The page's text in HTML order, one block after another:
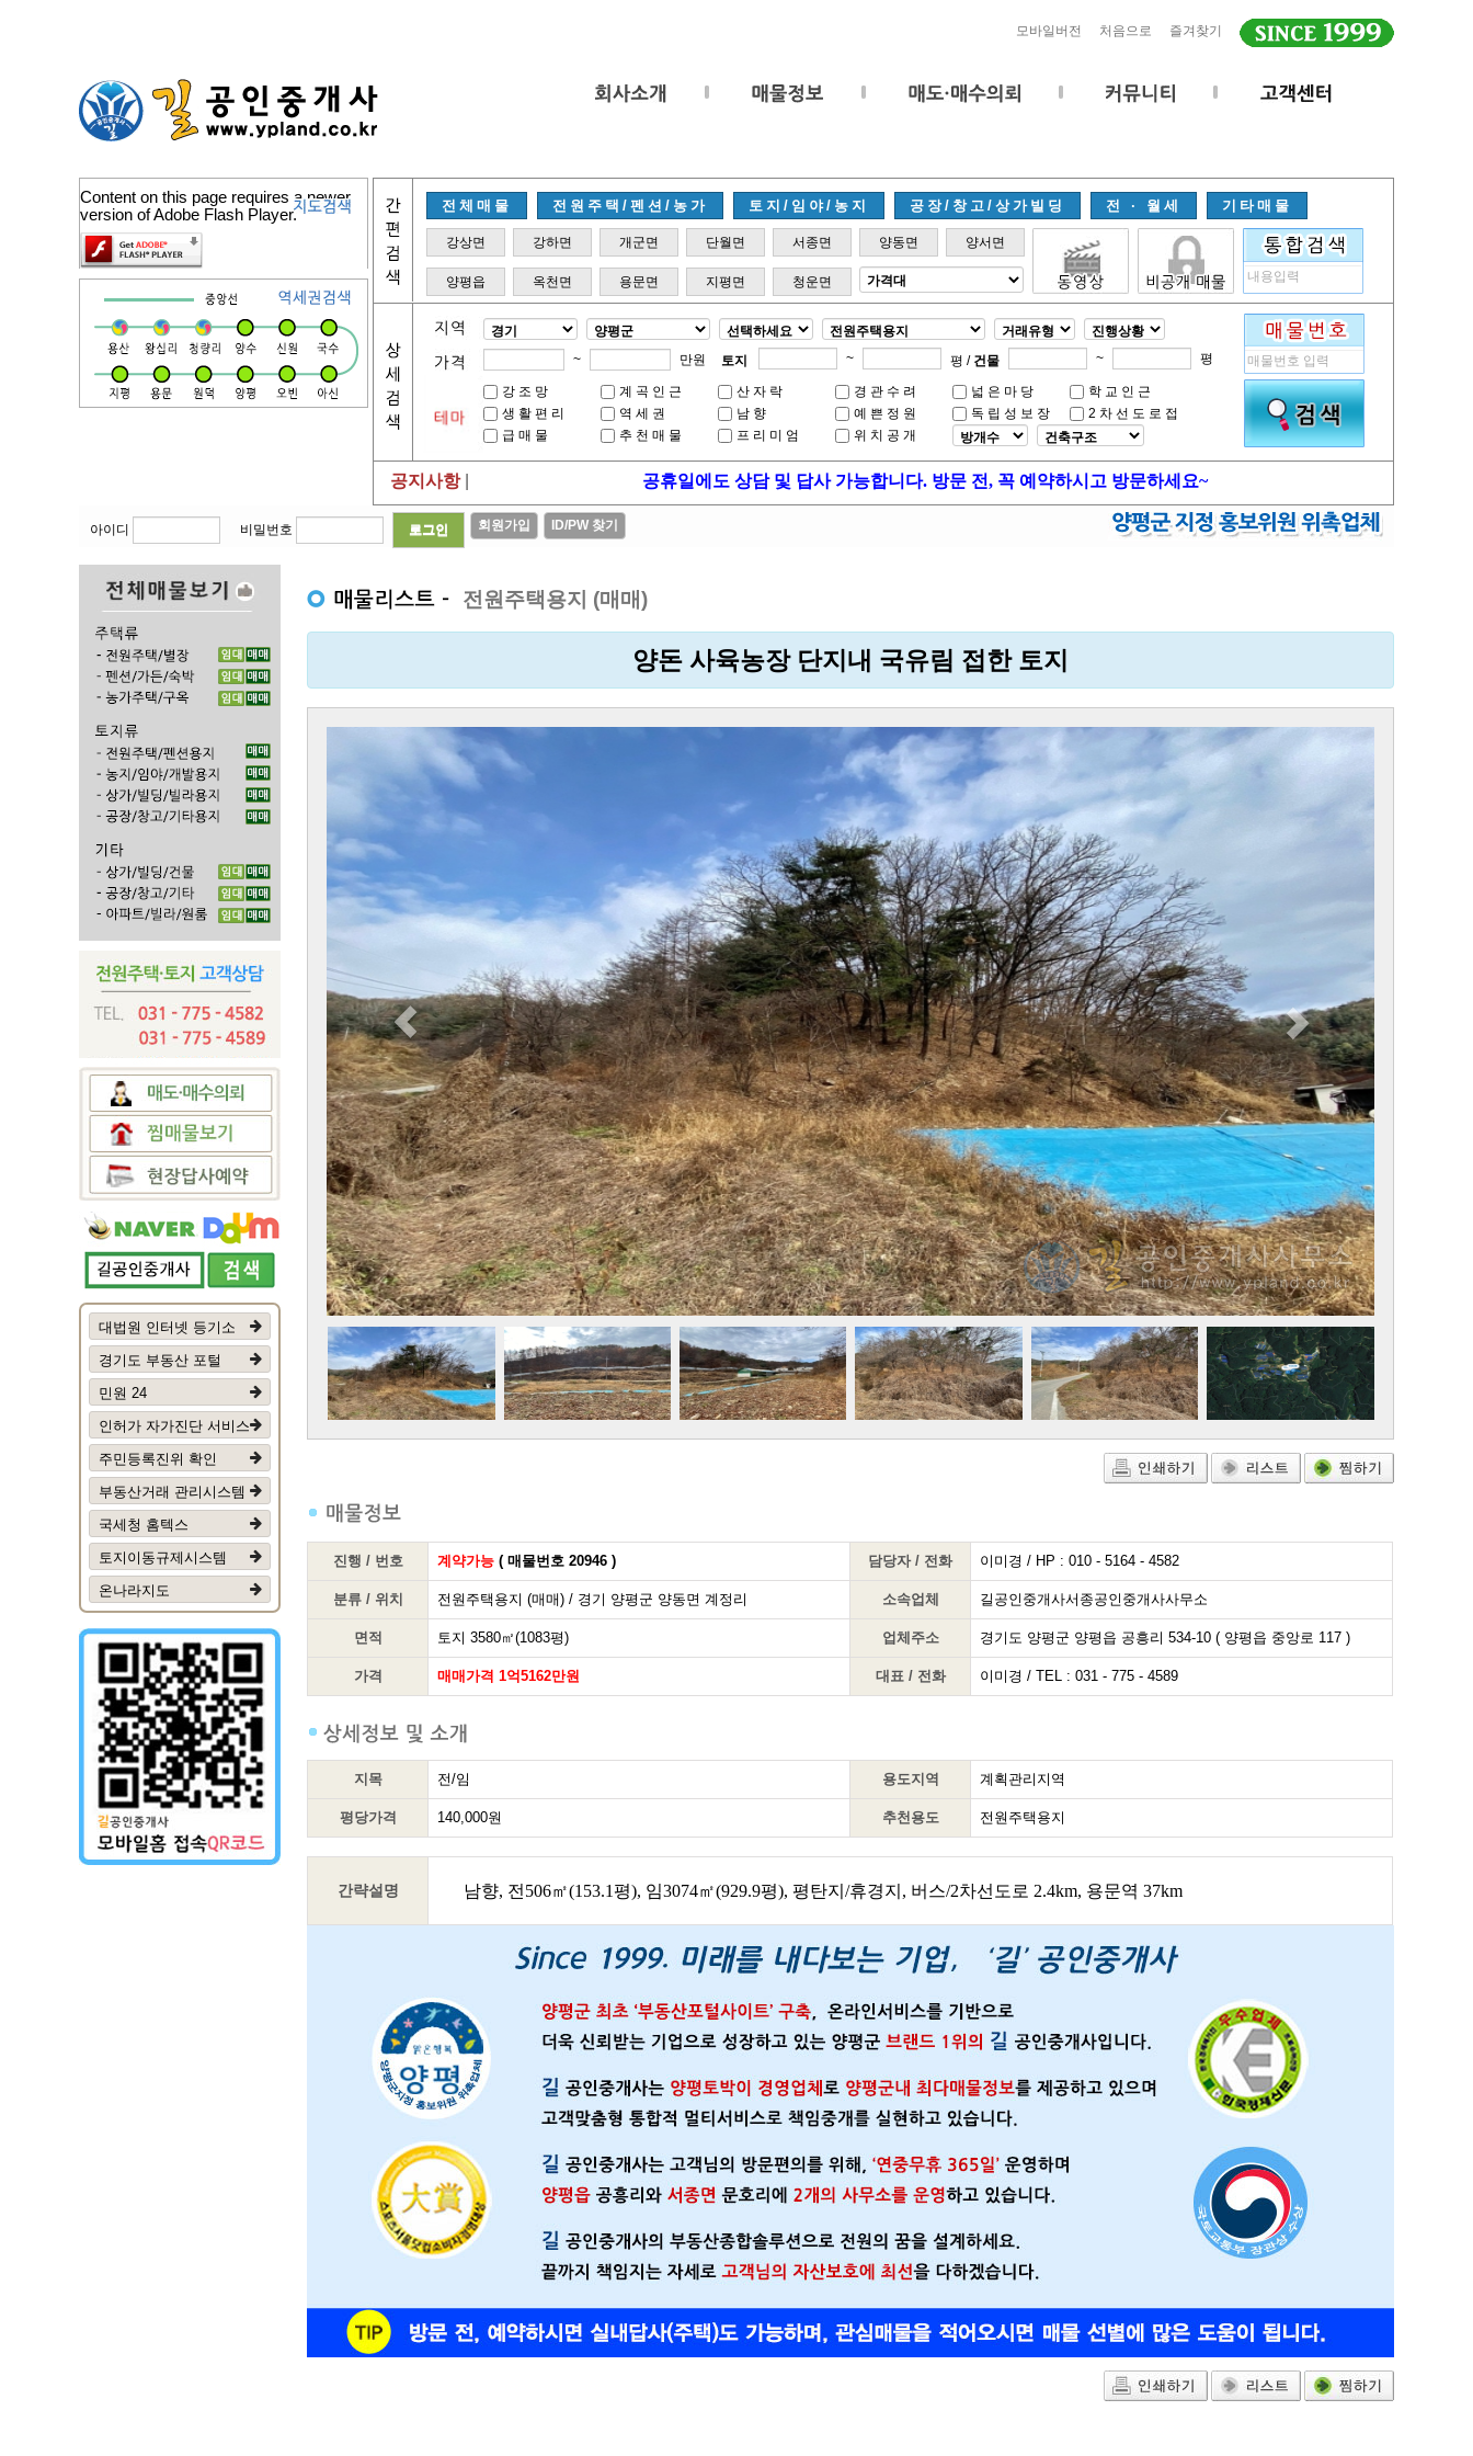
모바일버전 처음으로 즐겨찾기
Content on this page requires a newer
version of Adobe Flash Player.
전체매물 전원주택/펜션/농가 토지/임야/농지 공장/창고/상가빌딩 전 · 월세 기타매물
강상면 강하면 개군면 단월면 서종면 양동면 양서면
양평읍 옥천면 용문면 지평면 청운면
~ 만원 토지 ~ 평 / 건물 ~ 평
강조망 계곡인근 산자락 경관수려 넓은마당
학교인근
생활편리
역세권 남향 예쁜정원 독립성보장
2차선도로접
급매물
추천매물 프리미엄 위치공개
공지사항| 공휴일에도 상담 및 답사 가능합니다. 방문 전, 꼭 예약하시고 방문하세요~
아이디 비밀번호 회원가입 ID/PW 찾기
전원주택용지 (매매)
양돈 사육농장 단지내 국유림 접한 토지
Previous
진행 / 번호 계약가능 ( 매물번호 20946 ) 담당자 / 전화 이미경 / HP : 010 - 5164 - 4582
분류 / 위치 전원주택용지 (매매) / 경기 양평군 양동면 계정리 소속업체 길공인중개사서종공인중개사사무소
면적 토지 3580㎡(1083평) 업체주소 경기도 양평군 양평읍 공흥리 534-10 ( 양평읍 중앙로 117 )
가격 매매가격 1억5162만원 대표 / 전화 이미경 / TEL : 031 - 775 - 4589
지목 전/임 용도지역 계획관리지역
평당가격 140,000원 추천용도 전원주택용지
간략설명 남향, 전506㎡(153.1평), 임3074㎡(929.9평), 평탄지/휴경지, 버스/2차선도로 2.4km, 용문역 37km
대법원 인터넷 등기소
경기도 부동산 포털
민원 24
인허가 자가진단 서비스
주민등록진위 확인
부동산거래 관리시스템
국세청 홈텍스
토지이동규제시스템
온나라지도